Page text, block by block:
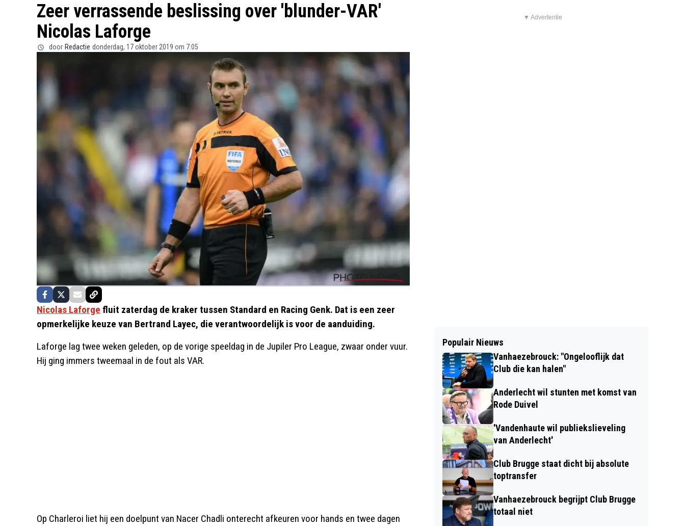
Zeer verrassende beslissing over 'blunder-VAR'
Nicolas Laforge
door Redactie donderdag, 17 oktober 2019 om 7:05
Nicolas Laforge fluit zaterdag de kraker tussen Standard en Racing Genk. Dat is een zeer
opmerkelijke keuze van Bertrand Layec, die verantwoordelijk is voor de aanduiding.
Laforge lag twee weken geleden, op de vorige speeldag in de Jupiler Pro League, zwaar onder vuur.
Hij ging immers tweemaal in de fout als VAR.
Op Charleroi liet hij een doelpunt van Nacer Chadli onterecht afkeuren voor hands en twee dagen
▼ Advertentie
Populair Nieuws
Vanhaezebrouck: "Ongelooflijk dat
Club die kan halen"
Anderlecht wil stunten met komst van
Rode Duivel
'Vandenhaute wil publiekslieveling
van Anderlecht'
Club Brugge staat dicht bij absolute
toptransfer
Vanhaezebrouck begrijpt Club Brugge
totaal niet